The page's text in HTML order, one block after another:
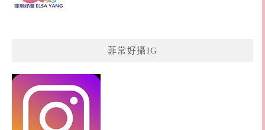
菲常好攝IG